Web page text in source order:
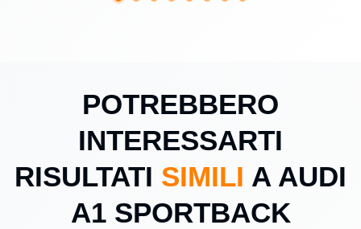
POTREBBERO
INTERESSARTI
RISULTATI SIMILI A AUDI
A1 SPORTBACK